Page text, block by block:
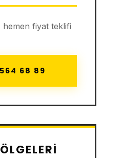
hemen fiyat teklifi
68 89